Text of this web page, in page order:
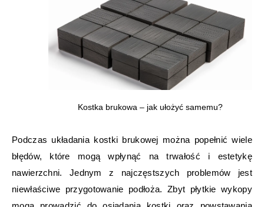
Kostka brukowa – jak ułożyć samemu?
Podczas układania kostki brukowej można popełnić wiele
błędów, które mogą wpłynąć na trwałość i estetykę
nawierzchni. Jednym z najczęstszych problemów jest
niewłaściwe przygotowanie podłoża. Zbyt płytkie wykopy